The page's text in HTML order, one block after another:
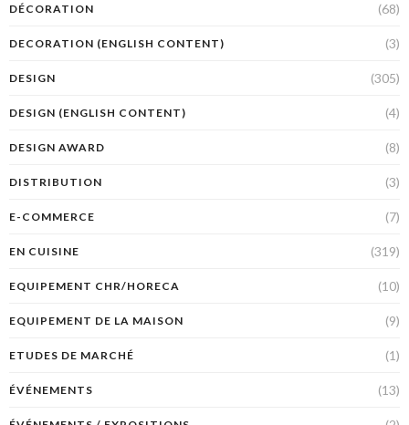
DÉCORATION (68)
DECORATION (ENGLISH CONTENT) (3)
DESIGN (305)
DESIGN (ENGLISH CONTENT) (4)
DESIGN AWARD (8)
DISTRIBUTION (3)
E-COMMERCE (7)
EN CUISINE (319)
EQUIPEMENT CHR/HORECA (10)
EQUIPEMENT DE LA MAISON (9)
ETUDES DE MARCHÉ (1)
ÉVÉNEMENTS (13)